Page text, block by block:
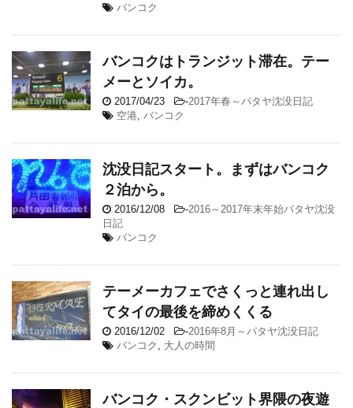
バンコク
バンコクはトランジット滞在。テー
メーとソイカ。
2017/04/23 -2017年春～パタヤ沈没日記
空港 バンコク
沈没日記スタート。まずはバンコク
２泊から。
2016/12/08 -2016～2017年末年始パタヤ沈没
日記
バンコク
テーメーカフェでさくっと連れ出し
てタイの最後を締めくくる
2016/12/02 -2016年8月～パタヤ沈没日記
バンコク
大人の時間
バンコク・スクンビット界隈の夜遊